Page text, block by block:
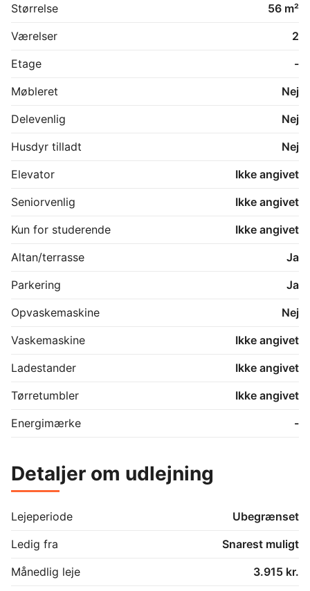
Størrelse
56 m²
Værelser
2
Etage
-
Møbleret
Nej
Delevenlig
Nej
Husdyr tilladt
Nej
Elevator
Ikke angivet
Seniorvenlig
Ikke angivet
Kun for studerende
Ikke angivet
Altan/terrasse
Ja
Parkering
Ja
Opvaskemaskine
Nej
Vaskemaskine
Ikke angivet
Ladestander
Ikke angivet
Tørretumbler
Ikke angivet
Energimærke
-
Detaljer om udlejning
Lejeperiode
Ubegrænset
Ledig fra
Snarest muligt
Månedlig leje
3.915 kr.